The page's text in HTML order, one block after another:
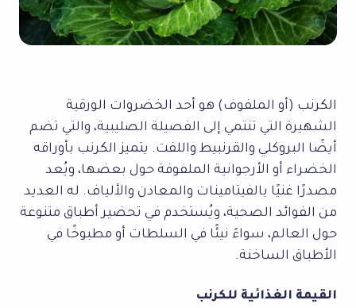
الكرنب (أو الملفوف) هو أحد الخضروات الورقية
الشهيرة التي تنتمي إلى الفصيلة الصليبية، والتي تضم
أيضًا البروكلي والقرنبيط واللفت. يتميز الكرنب بأوراقه
الخضراء أو الأرجوانية الملفوفة حول بعضها، ويُعد
مصدرًا غنيًا بالفيتامينات والمعادن والألياف. له العديد
من الفوائد الصحية، ويُستخدم في تحضير أطباق متنوعة
حول العالم، سواءً نيئًا في السلطات أو مطبوخًا في
الأطباق الساخنة.
القيمة الغذائية للكرنب